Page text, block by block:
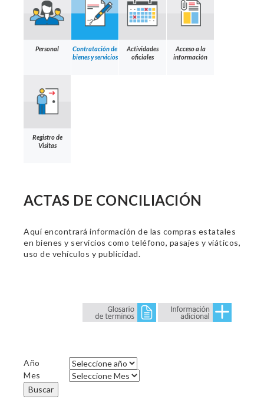
Personal
Contratación de
bienes y servicios
Actividades
oficiales
Acceso a la
información
Registro de
Visitas
ACTAS DE CONCILIACIÓN
Aquí encontrará información de las compras estatales
en bienes y servicios como teléfono, pasajes y viáticos,
uso de vehículos y publicidad.
Año
Mes
Buscar